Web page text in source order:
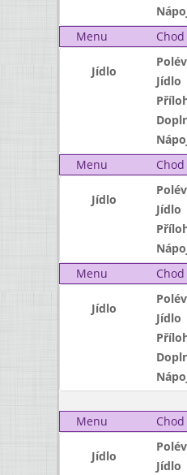
Menu
Chod
Jídlo
Jídlo
Menu
Chod
Jídlo
Jídlo
Menu
Chod
Jídlo
Jídlo
Menu
Chod
Jídlo
Jídlo